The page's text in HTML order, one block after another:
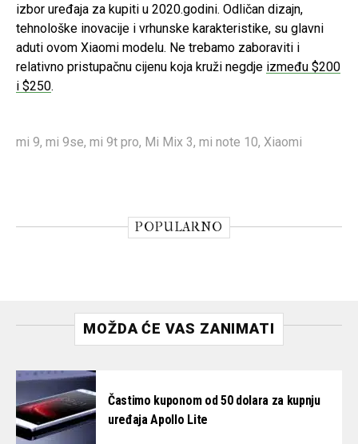
izbor uređaja za kupiti u 2020.godini. Odličan dizajn,
tehnološke inovacije i vrhunske karakteristike, su glavni
aduti ovom Xiaomi modelu. Ne trebamo zaboraviti i
relativno pristupačnu cijenu koja kruži negdje između $200
i $250.
mi 9, mi 9se, mi 9t pro, Mi Mix 3, mi note 10, Xiaomi
POPULARNO
MOŽDA ĆE VAS ZANIMATI
Častimo kuponom od 50 dolara za kupnju
uređaja Apollo Lite